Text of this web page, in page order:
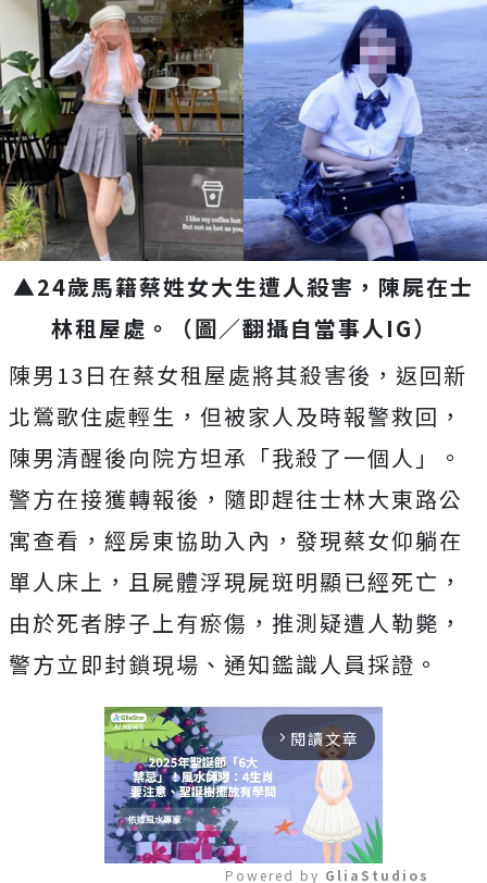
▲24歲馬籍蔡姓女大生遭人殺害，陳屍在士
林租屋處。（圖／翻攝自當事人IG）
陳男13日在蔡女租屋處將其殺害後，返回新
北鶯歌住處輕生，但被家人及時報警救回，
陳男清醒後向院方坦承「我殺了一個人」。
警方在接獲轉報後，隨即趕往士林大東路公
寓查看，經房東協助入內，發現蔡女仰躺在
單人床上，且屍體浮現屍斑明顯已經死亡，
由於死者脖子上有瘀傷，推測疑遭人勒斃，
警方立即封鎖現場、通知鑑識人員採證。
arrow_forward_ios 閱讀文章
Powered by GliaStudios